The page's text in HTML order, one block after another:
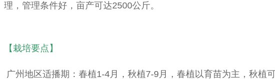
理，管理条件好，亩产可达2500公斤。
【栽培要点】
广州地区适播期：春植1-4月，秋植7-9月，春植以育苗为主，秋